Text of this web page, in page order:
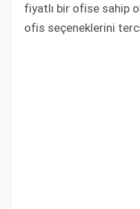
fiyatlı bir ofise sahip
ofis seçeneklerini